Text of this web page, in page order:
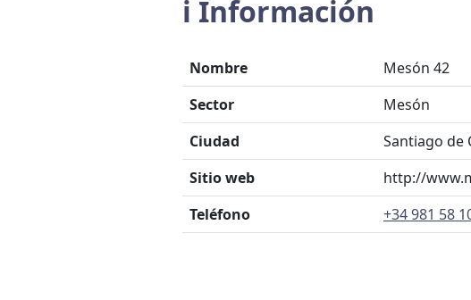
ℹ️ Información
Nombre
Mesón 42
Sector
Mesón
Ciudad
Santiago de
Sitio web
http://
Teléfono
+34 981 58